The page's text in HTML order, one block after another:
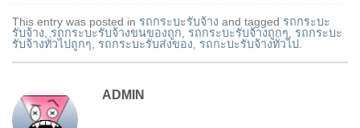
This entry was posted in รถกระบะรับจ้าง and tagged รถกระบะ
รับจ้าง,รถกระบะรับจ้างขนของถูก, รถกระบะรับจ้างถูกๆ, รถกระบะ
รับจ้างทั่วไปถูกๆ, รถกระบะรับส่งของ, รถกะบะรับจ้างทั่วไป.
ADMIN